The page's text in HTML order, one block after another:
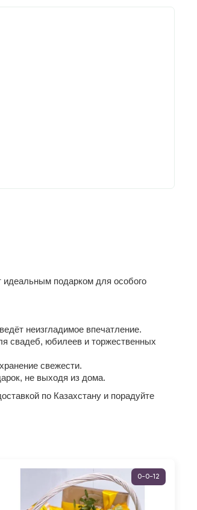
идеальным подарком для особого
неизгладимое впечатление.
свадеб, юбилеев и торжественных
свежести.
не выходя из дома.
по Казахстану и порадуйте
0-0-12